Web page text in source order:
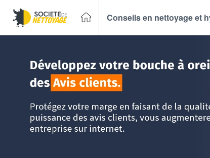
Conseils en nettoyage et